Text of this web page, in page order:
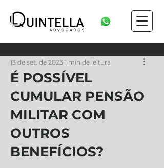
É POSSÍVEL
CUMULAR PENSÃO
MILITAR COM
OUTROS
BENEFÍCIOS?
13 de set. de 2023 1 min de leitura